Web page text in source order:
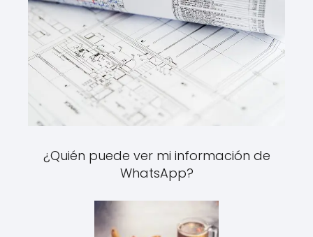
¿Quién puede ver mi información de
WhatsApp?